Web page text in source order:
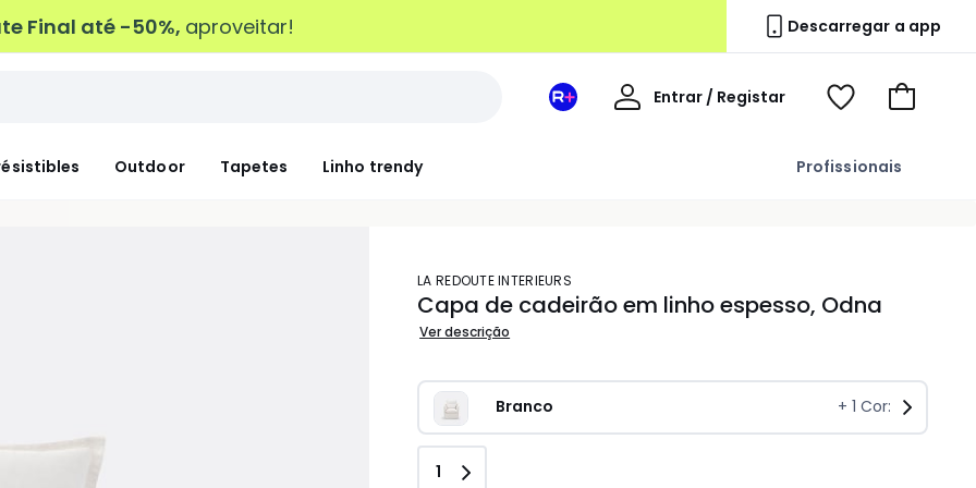
Final até -50%, aproveitar! Descarregar a app
Outdoor Tapetes Linho trendy Profissionais
Espaço
Entrar / Registar
Voir
Ir
carrinho
LA REDOUTE INTERIEURS
Capa de cadeirão em linho espesso, Odna
Ver descrição
Branco + 1 Cor:
Quantidade
1